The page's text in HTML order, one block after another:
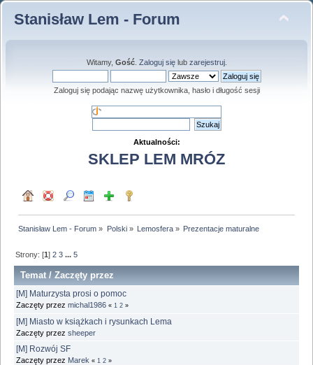
Stanisław Lem - Forum
Witamy, Gość. Zaloguj sięlub zarejestruj.
Zaloguj się podając nazwę użytkownika, hasło i długość sesji
Aktualności:
SKLEP LEM MRÓZ
Stanisław Lem - Forum » Polski» Lemosfera» Prezentacje maturalne
Strony: [1]2 3 ...5
Temat /Zaczęty przez
[M] Maturzysta prosi o pomoc
Zaczęty przez michal1986 « 1 2 »
[M] Miasto w książkach i rysunkach Lema
Zaczęty przez sheeper
[M] Rozwój SF
Zaczęty przez Marek « 1 2 »